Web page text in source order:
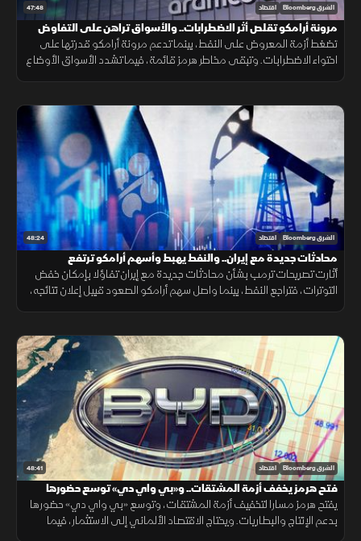
47:48 الشرق Bloomberg اقتصاد
مرونة أرامكو تقلص أثر الاضطرابات.. والأسواق تراهن على التفاوض
تضغط أزمة المعروض على النفط، بينما تدعم مرونة أرامكو قدرتها على
احتواء الاضطرابات. وتبقى مخاطر هرمز قائمة، فيما تشدد الأسواق الأوضاع
48:24 الشرق Bloomberg اقتصاد
محادثات جديدة مع إيران.. والنفط يهبط وأسهم أرامكو ترتفع
أثارت تصريحات ترمب بشأن محادثات جديدة مع إيران تفاؤلا بإمكان خفض
التوترات، فتراجع النفط، بينما واصل سهم أرامكو الصعود قبيل إعلان نتائجه،
48:41 الشرق Bloomberg اقتصاد
فتح هرمز يخفف أزمة المشتقات.. و«بي واي دي» توسع حضورها
يفتح هرمز مسارا لتخفيف أزمة المشتقات، وتوسع «بي واي دي» حضورها
بدعم الإنتاج والبطاريات. ويحتاج الاقتصاد الألماني إلى الاستثمار، فيما